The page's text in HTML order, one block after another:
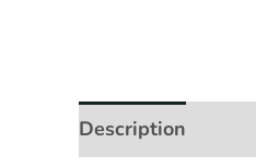
Description